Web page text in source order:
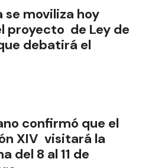
se moviliza hoy
proyecto de Ley de
debatirá el
confirmó que el
XIV visitará la
del 8 al 11 de